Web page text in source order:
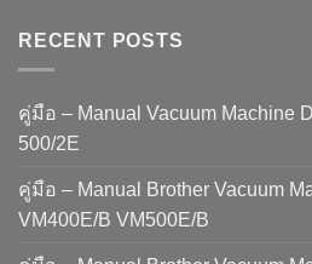
RECENT POSTS
คู่มือ – Manual Vacuum Machine
500/2E
คู่มือ – Manual Brother Vacuum
VM400E/B VM500E/B